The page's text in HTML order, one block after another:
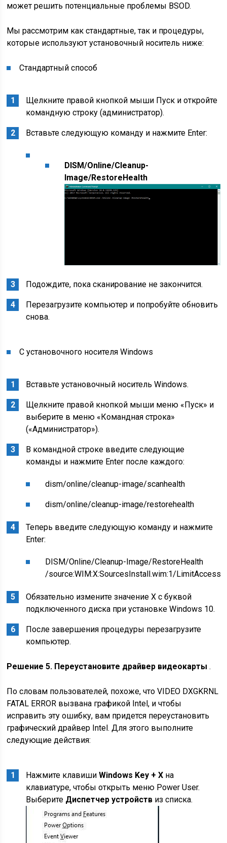
может решить потенциальные проблемы BSOD.
Мы рассмотрим как стандартные, так и процедуры,
которые используют установочный носитель ниже:
Стандартный способ
Щелкните правой кнопкой мыши Пуск и откройте
командную строку (администратор).
Вставьте следующую команду и нажмите Enter:
DISM/Online/Cleanup-
Image/RestoreHealth
Подождите, пока сканирование не закончится.
Перезагрузите компьютер и попробуйте обновить
снова.
С установочного носителя Windows
Вставьте установочный носитель Windows.
Щелкните правой кнопкой мыши меню «Пуск» и
выберите в меню «Командная строка»
(«Администратор»).
В командной строке введите следующие
команды и нажмите Enter после каждого:
dism/online/cleanup-image/scanhealth
dism/online/cleanup-image/restorehealth
Теперь введите следующую команду и нажмите
Enter:
DISM/Online/Cleanup-Image/RestoreHealth
/source:WIM:X:SourcesInstall.wim:1/LimitAccess
Обязательно измените значение X с буквой
подключенного диска при установке Windows 10.
После завершения процедуры перезагрузите
компьютер.
Решение 5. Переустановите драйвер видеокарты.
По словам пользователей, похоже, что VIDEO DXGKRNL
FATAL ERROR вызвана графикой Intel, и чтобы
исправить эту ошибку, вам придется переустановить
графический драйвер Intel. Для этого выполните
следующие действия:
Нажмите клавишиWindows Key + X на
клавиатуре, чтобы открыть меню Power User.
Выберите Диспетчер устройств из списка.